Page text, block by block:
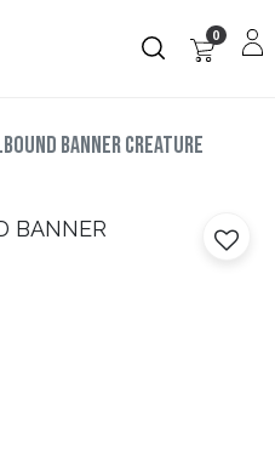
0
BANNER CREATURE
BANNER